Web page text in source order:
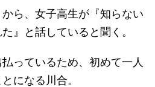
ら、女子高生が『知らない
』と話していると聞く。
っているため、初めて一人
になる川合。